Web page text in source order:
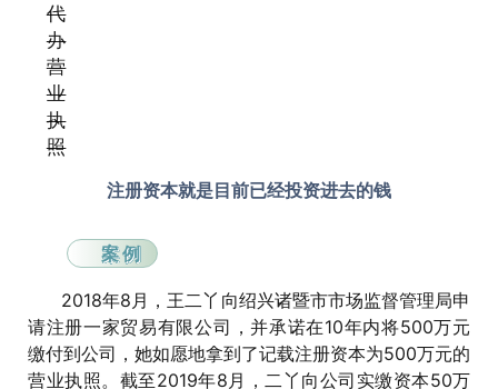
代
办
营
业
执
照
注册资本就是目前已经投资进去的钱
案例
2018年8月，王二丫向绍兴诸暨市市场监督管理局申
请注册一家贸易有限公司，并承诺在10年内将500万元
缴付到公司，她如愿地拿到了记载注册资本为500万元的
营业执照。截至2019年8月，二丫向公司实缴资本50万